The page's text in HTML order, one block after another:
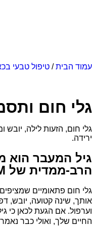
עמוד הבית/ טיפול טבעי
גלי חום
גלי חום, הזעות לילה,
ירידה.
גיל המעבר הוא
הרב-ממדית של MDHM
גלי חום פתאומיים
אותך, שינה קטועה, יובש,
וערפול. אם הגעת לכאן כי
החיים שלך, ואולי כבר